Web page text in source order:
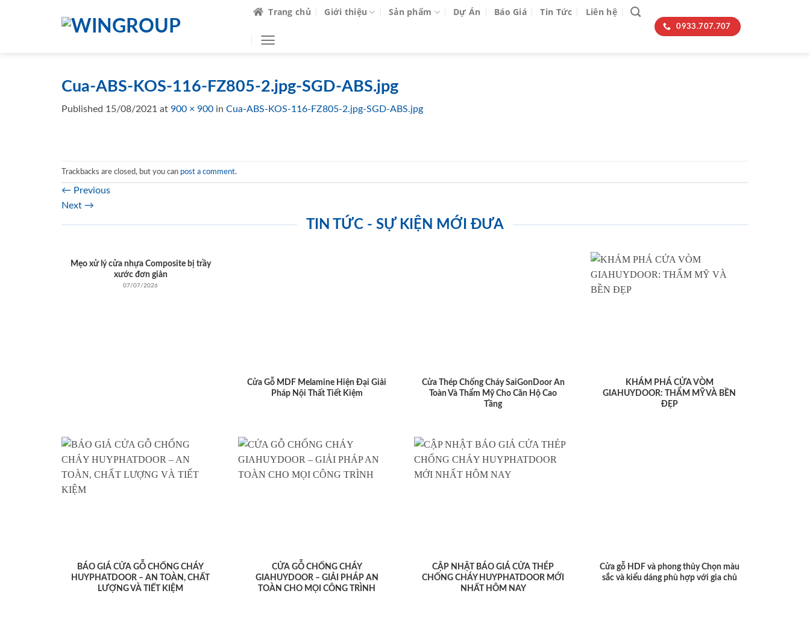
Trang chủ Giới thiệu Sản phẩm Dự Án Báo Giá Tin Tức Liên hệ
0933.707.707
Cua-ABS-KOS-116-FZ805-2.jpg-SGD-ABS.jpg
Published 15/08/2021 at 900 × 900 in Cua-ABS-KOS-116-FZ805-2.jpg-SGD-ABS.jpg
Trackbacks are closed, but you can post a comment.
← Previous
Next →
TIN TỨC - SỰ KIỆN MỚI ĐƯA
Mẹo xử lý cửa nhựa Composite bị trầy
xước đơn giản
07/07/2026
Cửa Gỗ MDF Melamine Hiện Đại Giải
Pháp Nội Thất Tiết Kiệm
Cửa Thép Chống Cháy SaiGonDoor An
Toàn Và Thẩm Mỹ Cho Căn Hộ Cao
Tầng
KHÁM PHÁ CỬA VÒM
GIAHUYDOOR: THẨM MỸ VÀ BỀN
ĐẸP
BÁO GIÁ CỬA GỖ CHỐNG CHÁY
HUYPHATDOOR – AN TOÀN, CHẤT
LƯỢNG VÀ TIẾT KIỆM
CỬA GỖ CHỐNG CHÁY
GIAHUYDOOR – GIẢI PHÁP AN
TOÀN CHO MỌI CÔNG TRÌNH
CẬP NHẬT BÁO GIÁ CỬA THÉP
CHỐNG CHÁY HUYPHATDOOR MỚI
NHẤT HÔM NAY
Cửa gỗ HDF và phong thủy Chọn màu
sắc và kiểu dáng phù hợp với gia chủ